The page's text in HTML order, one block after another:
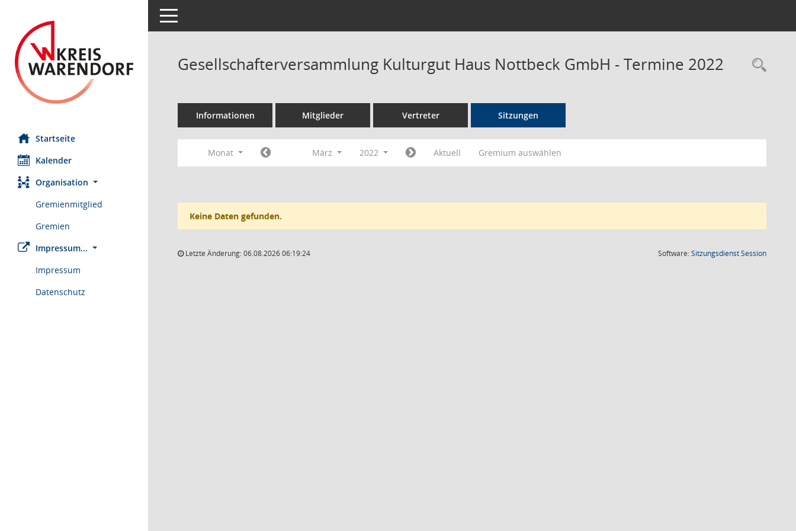
Startseite
Kalender
Organisation
Gremienmitglied
Gremien
Impressum...
Impressum
Datenschutz
Toggle navigation
Gesellschafterversammlung Kulturgut Haus Nottbeck GmbH - Termine 2022
Informationen Mitglieder Vertreter Sitzungen
Monat März 2022 Aktuell Gremium auswählen
Keine Daten gefunden.
Letzte Änderung: 06.08.2026 06:19:24 Software:SitzungsdienstSession(Wird in